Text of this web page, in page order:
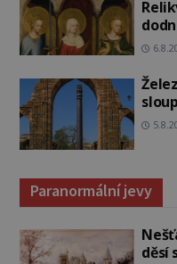
Paranormální jevy
děsí